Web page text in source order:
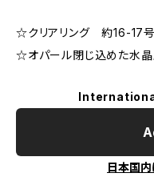
☆クリアリング 約16-17号
☆オパール閉じ込めた水
日本国